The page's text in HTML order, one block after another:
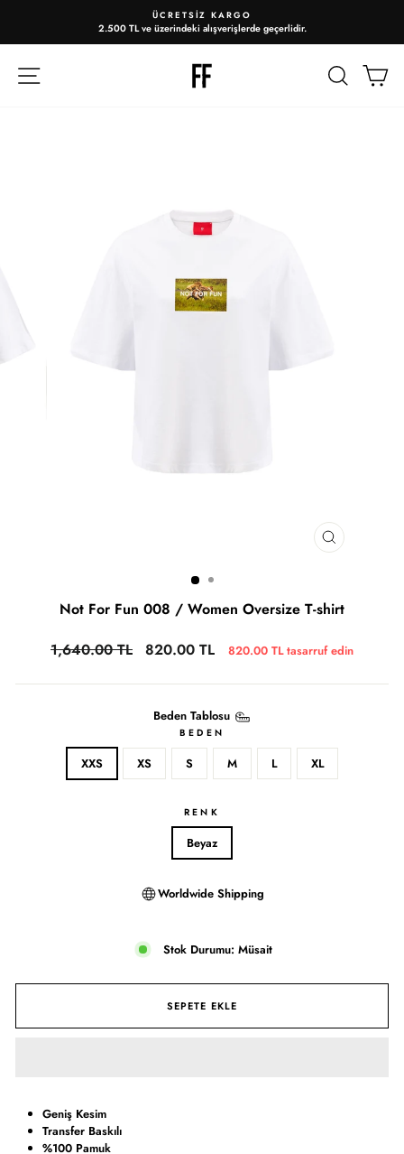
Slayt
duraklat
ÜCRETSIZ KARGO
2.500 TL ve üzerindeki alışverişlerde geçerlidir.
ARA
Not For Fun 008 / Women Oversize T-shirt
1,640.00 TL
820.00 TL 820.00 TLtasarruf edin
Beden Tablosu
BEDEN
XXS XS S M L XL
RENK
Beyaz
Worldwide Shipping
Stok Durumu: Müsait
SEPETE EKLE
Geniş Kesim
Transfer Baskılı
%100 Pamuk